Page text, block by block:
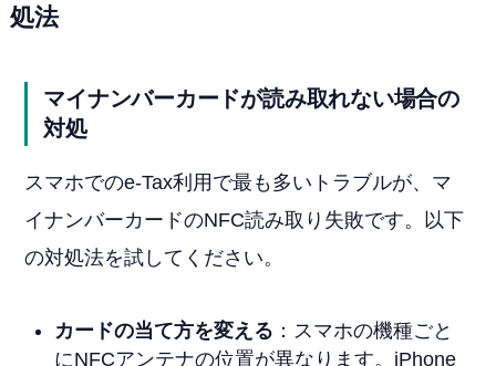
処法
マイナンバーカードが読み取れない場合の
対処
スマホでのe-Tax利用で最も多いトラブルが、マ
イナンバーカードのNFC読み取り失敗です。以下
の対処法を試してください。
カードの当て方を変える ：スマホの機種ごと
にNFCアンテナの位置が異なります。iPhone